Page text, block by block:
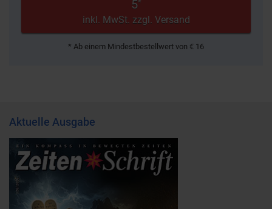
5*
inkl. MwSt. zzgl. Versand
* Ab einem Mindestbestellwert von € 16
Aktuelle Ausgabe